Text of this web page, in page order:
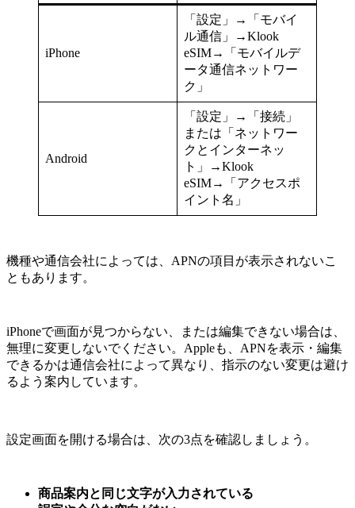
iPhone
「設定」→「モバイ
ル通信」→Klook
eSIM→「モバイルデ
ータ通信ネットワー
ク」
Android
「設定」→「接続」
または「ネットワー
クとインターネッ
ト」→Klook
eSIM→「アクセスポ
イント名」
機種や通信会社によっては、APNの項目が表示されないこ
ともあります。
iPhoneで画面が見つからない、または編集できない場合は、
無理に変更しないでください。Appleも、APNを表示・編集
できるかは通信会社によって異なり、指示のない変更は避け
るよう案内しています。
設定画面を開ける場合は、次の3点を確認しましょう。
商品案内と同じ文字が入力されている